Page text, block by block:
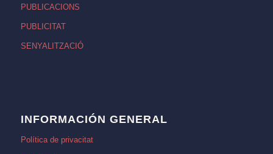
PUBLICACIONS
PUBLICITAT
SENYALITZACIÓ
INFORMACIÓN GENERAL
Política de privacitat